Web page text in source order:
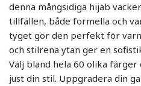
denna mångsidiga hijab
tillfällen, både formella och
tyget gör den perfekt för
och stilrena ytan ger en
Välj bland hela 60 olika färger
just din stil. Uppgradera din